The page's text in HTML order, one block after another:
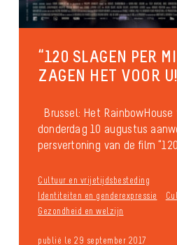
“120 SLAGEN PER
ZAGEN HET VOOR U!
Brussel: Het
donderdag 10 augustus
persvertoning van de film
Cultuur en vrijetijdsbesteding
Identiteiten en genderexpressie
Gezondheid en welzijn
publié le 29 september 2017